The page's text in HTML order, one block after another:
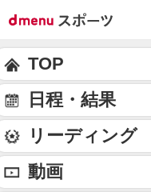
TOP
日程・結果
リーディング
動画